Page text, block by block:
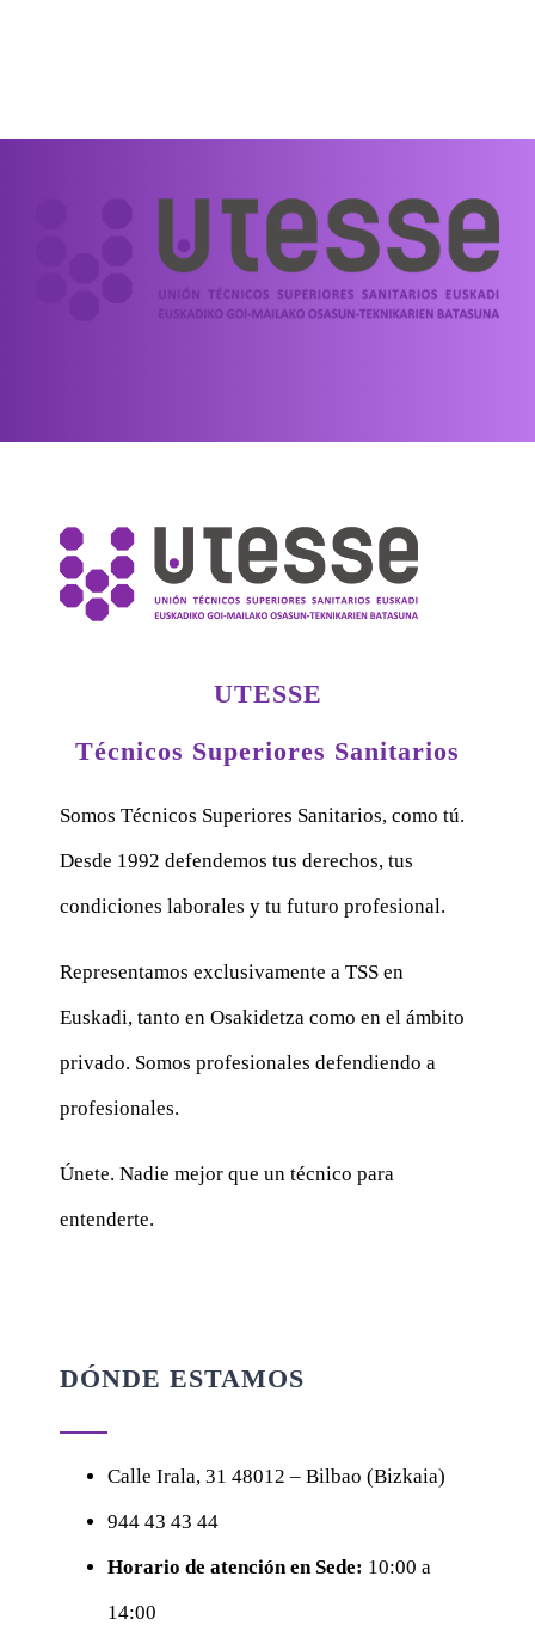
UTESSE
Técnicos Superiores Sanitarios
Somos Técnicos Superiores Sanitarios, como tú.
Desde 1992 defendemos tus derechos, tus
condiciones laborales y tu futuro profesional.
Representamos exclusivamente a TSS en
Euskadi, tanto en Osakidetza como en el ámbito
privado. Somos profesionales defendiendo a
profesionales.
Únete. Nadie mejor que un técnico para
entenderte.
DÓNDE ESTAMOS
Calle Irala, 31 48012 – Bilbao (Bizkaia)
944 43 43 44
Horario de atención en Sede: 10:00 a
14:00